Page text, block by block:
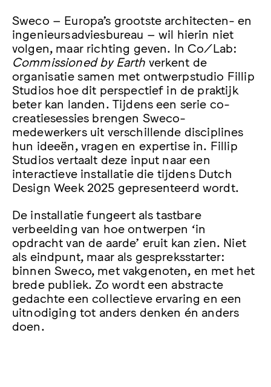
Sweco – Europa’s grootste architecten- en
ingenieursadviesbureau – wil hierin niet
volgen, maar richting geven. In Co/Lab:
Commissioned by Earth verkent de
organisatie samen met ontwerpstudio Fillip
Studios hoe dit perspectief in de praktijk
beter kan landen. Tijdens een serie co-
creatiesessies brengen Sweco-
medewerkers uit verschillende disciplines
hun ideeën, vragen en expertise in. Fillip
Studios vertaalt deze input naar een
interactieve installatie die tijdens Dutch
Design Week 2025 gepresenteerd wordt.
De installatie fungeert als tastbare
verbeelding van hoe ontwerpen ‘in
opdracht van de aarde’ eruit kan zien. Niet
als eindpunt, maar als gespreksstarter:
binnen Sweco, met vakgenoten, en met het
brede publiek. Zo wordt een abstracte
gedachte een collectieve ervaring en een
uitnodiging tot anders denken én anders
doen.